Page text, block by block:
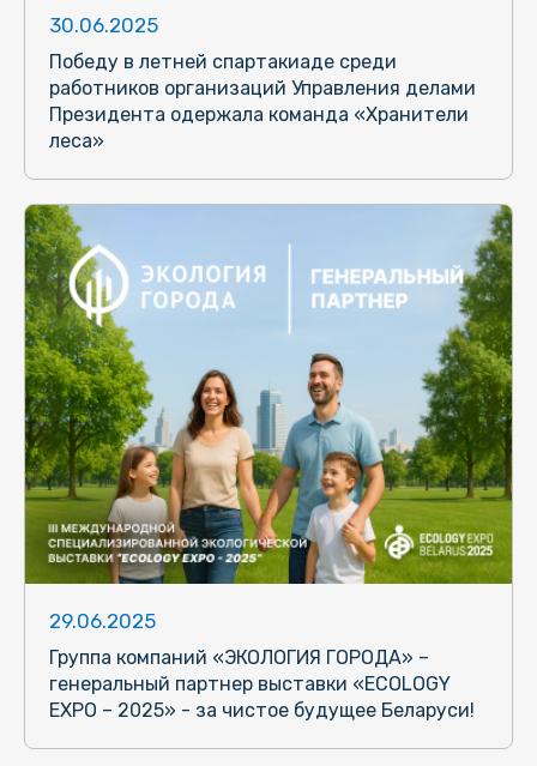
30.06.2025
Победу в летней спартакиаде среди
работников организаций Управления делами
Президента одержала команда «Хранители
леса»
29.06.2025
Группа компаний «ЭКОЛОГИЯ ГОРОДА» –
генеральный партнер выставки «ECOLOGY
EXPO – 2025» - за чистое будущее Беларуси!